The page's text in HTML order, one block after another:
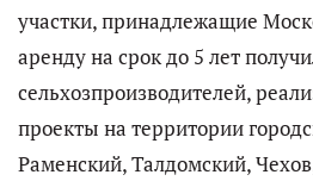
участки, принадлежащие
аренду на срок до 5 лет
сельхозпроизводителей,
проекты на территории
Раменский, Талдомский,